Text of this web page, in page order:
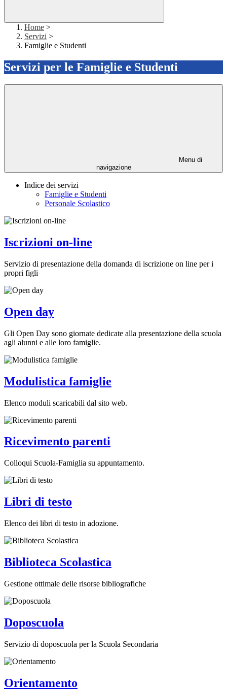
Home >
Servizi >
Famiglie e Studenti
Servizi per le Famiglie e Studenti
Menu di
navigazione
Indice dei servizi
Famiglie e Studenti
Personale Scolastico
Iscrizioni on-line
Servizio di presentazione della domanda di iscrizione on line per i
propri figli
Open day
Gli Open Day sono giornate dedicate alla presentazione della scuola
agli alunni e alle loro famiglie.
Modulistica famiglie
Elenco moduli scaricabili dal sito web.
Ricevimento parenti
Colloqui Scuola-Famiglia su appuntamento.
Libri di testo
Elenco dei libri di testo in adozione.
Biblioteca Scolastica
Gestione ottimale delle risorse bibliografiche
Doposcuola
Servizio di doposcuola per la Scuola Secondaria
Orientamento